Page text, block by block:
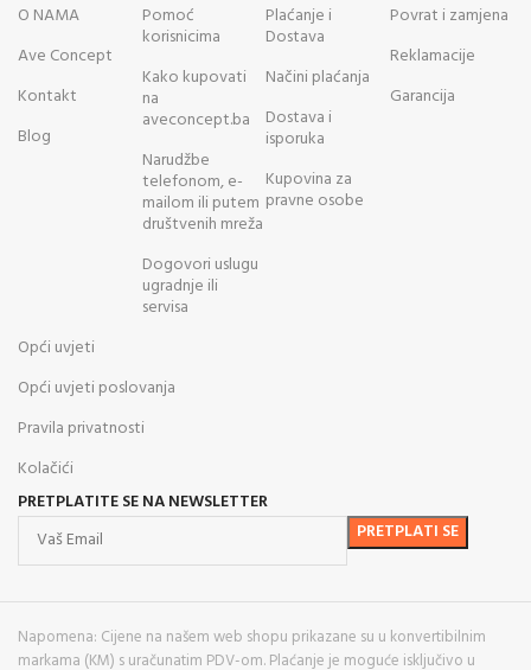
O NAMA
Ave Concept
Kontakt
Blog
Pomoć
korisnicima
Kako kupovati
na
aveconcept.ba
Narudžbe
telefonom, e-
mailom ili putem
društvenih mreža
Dogovori uslugu
ugradnje ili
servisa
Plaćanje i
Dostava
Načini plaćanja
Dostava i
isporuka
Kupovina za
pravne osobe
Povrat i zamjena
Reklamacije
Garancija
Opći uvjeti
Opći uvjeti poslovanja
Pravila privatnosti
Kolačići
PRETPLATITE SE NA NEWSLETTER
Napomena: Cijene na našem web shopu prikazane su u konvertibilnim
markama (KM) s uračunatim PDV-om. Plaćanje je moguće isključivo u